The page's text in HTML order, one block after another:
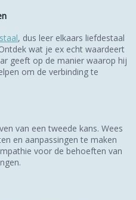
, dus leer elkaars liefdestaal
wat je ex echt waardeert
geeft op de manier waarop hij
om de verbinding te
van een tweede kans. Wees
en aanpassingen te maken
voor de behoeften van